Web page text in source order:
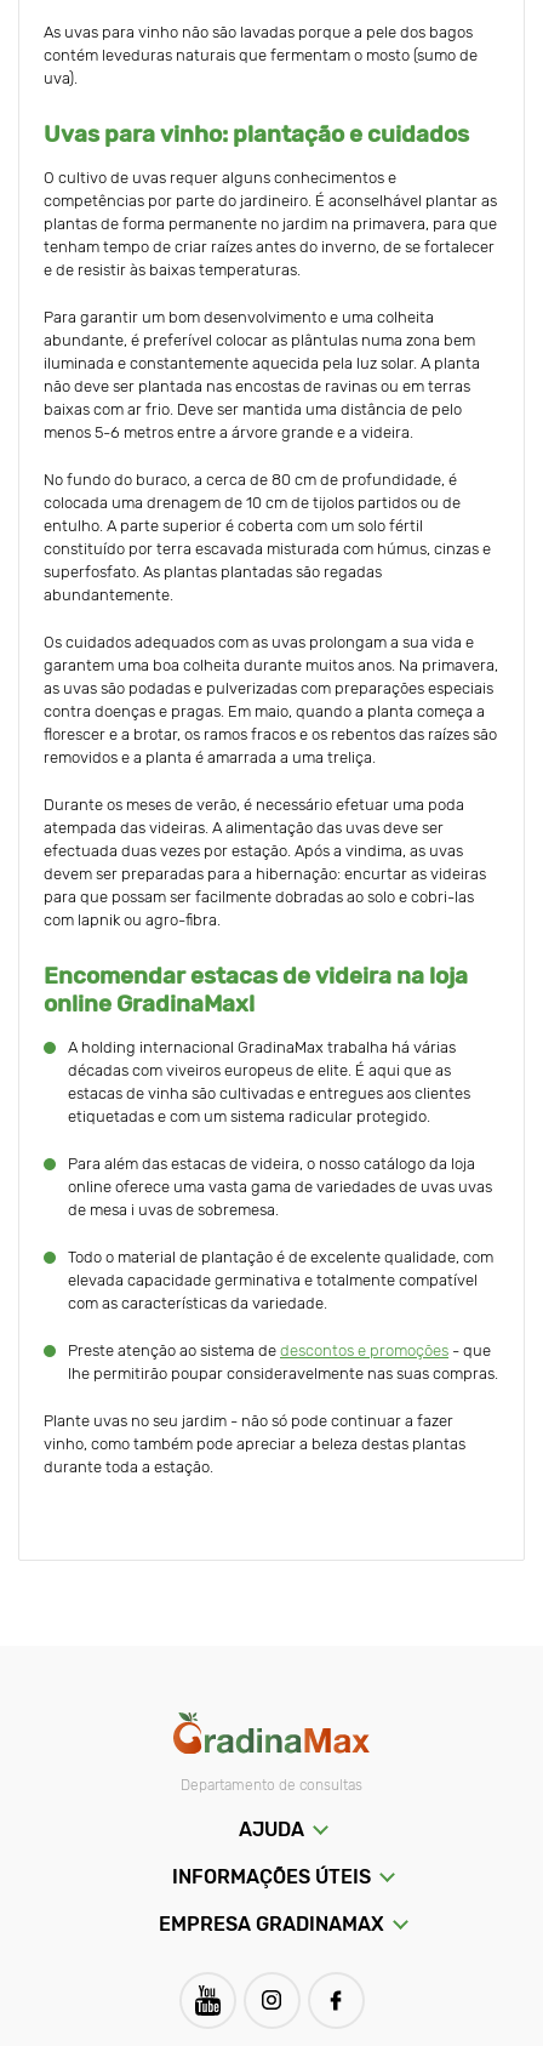
As uvas para vinho não são lavadas porque a pele dos bagos
contém leveduras naturais que fermentam o mosto (sumo de
uva).
Uvas para vinho: plantação e cuidados
O cultivo de uvas requer alguns conhecimentos e
competências por parte do jardineiro. É aconselhável plantar as
plantas de forma permanente no jardim na primavera, para que
tenham tempo de criar raízes antes do inverno, de se fortalecer
e de resistir às baixas temperaturas.
Para garantir um bom desenvolvimento e uma colheita
abundante, é preferível colocar as plântulas numa zona bem
iluminada e constantemente aquecida pela luz solar. A planta
não deve ser plantada nas encostas de ravinas ou em terras
baixas com ar frio. Deve ser mantida uma distância de pelo
menos 5-6 metros entre a árvore grande e a videira.
No fundo do buraco, a cerca de 80 cm de profundidade, é
colocada uma drenagem de 10 cm de tijolos partidos ou de
entulho. A parte superior é coberta com um solo fértil
constituído por terra escavada misturada com húmus, cinzas e
superfosfato. As plantas plantadas são regadas
abundantemente.
Os cuidados adequados com as uvas prolongam a sua vida e
garantem uma boa colheita durante muitos anos. Na primavera,
as uvas são podadas e pulverizadas com preparações especiais
contra doenças e pragas. Em maio, quando a planta começa a
florescer e a brotar, os ramos fracos e os rebentos das raízes são
removidos e a planta é amarrada a uma treliça.
Durante os meses de verão, é necessário efetuar uma poda
atempada das videiras. A alimentação das uvas deve ser
efectuada duas vezes por estação. Após a vindima, as uvas
devem ser preparadas para a hibernação: encurtar as videiras
para que possam ser facilmente dobradas ao solo e cobri-las
com lapnik ou agro-fibra.
Encomendar estacas de videira na loja
online GradinaMax!
A holding internacional GradinaMax trabalha há várias
décadas com viveiros europeus de elite. É aqui que as
estacas de vinha são cultivadas e entregues aos clientes
etiquetadas e com um sistema radicular protegido.
Para além das estacas de videira, o nosso catálogo da loja
online oferece uma vasta gama de variedades de uvas uvas
de mesa i uvas de sobremesa.
Todo o material de plantação é de excelente qualidade, com
elevada capacidade germinativa e totalmente compatível
com as características da variedade.
Preste atenção ao sistema de descontos e promoções - que
lhe permitirão poupar consideravelmente nas suas compras.
Plante uvas no seu jardim - não só pode continuar a fazer
vinho, como também pode apreciar a beleza destas plantas
durante toda a estação.
Departamento de consultas
AJUDA
INFORMAÇÕES ÚTEIS
EMPRESA GRADINAMAX